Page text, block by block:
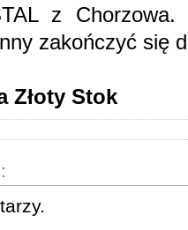
z
zakończyć się
Złoty Stok